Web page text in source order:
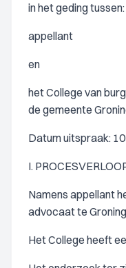
in het geding tussen:
appellant
en
het College van
de gemeente
Datum uitspraak:
I.
Namens appellant
advocaat te
Het College heeft